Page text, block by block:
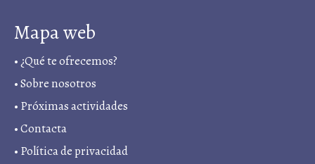
Mapa web
•¿Qué te ofrecemos?
•Sobre nosotros
• Próximas actividades
•Contacta
• Política de privacidad